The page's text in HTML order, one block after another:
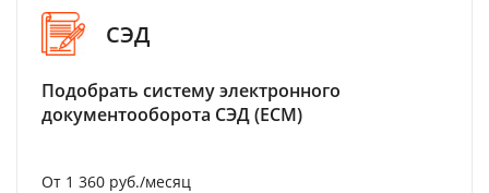
СЭД
Подобрать систему электронного
документооборота СЭД (ECM)
От 1 360 руб./месяц